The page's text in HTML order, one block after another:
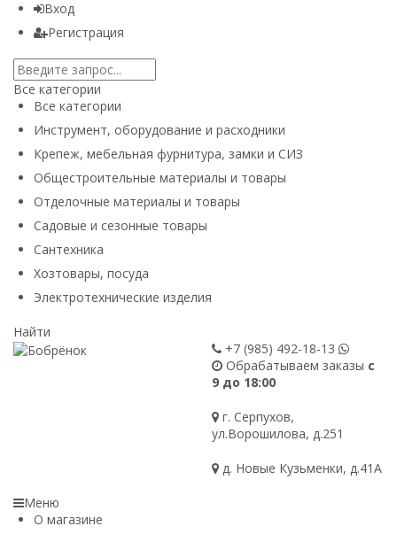
Вход
Регистрация
Все категории
Все категории
Инструмент, оборудование и расходники
Крепеж, мебельная фурнитура, замки и СИЗ
Общестроительные материалы и товары
Отделочные материалы и товары
Садовые и сезонные товары
Сантехника
Хозтовары, посуда
Электротехнические изделия
Найти
+7 (985) 492-18-13
Обрабатываем заказы с
9 до 18:00
г. Серпухов,
ул.Ворошилова, д.251
д. Новые Кузьменки, д.41А
Меню
О магазине